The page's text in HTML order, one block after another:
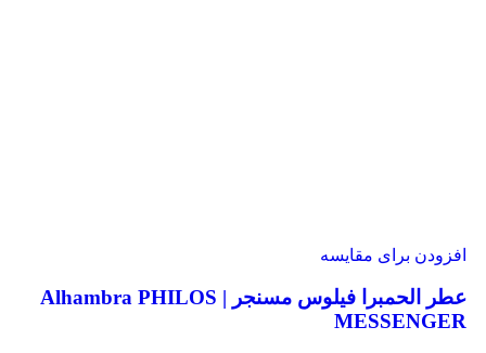
افزودن برای مقایسه
عطر الحمبرا فیلوس مسنجر | Alhambra PHILOS
MESSENGER